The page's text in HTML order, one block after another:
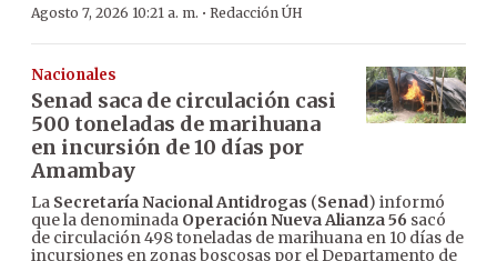
Agosto 7, 2026 10:21 a. m. · Redacción ÚH
Nacionales
Senad saca de circulación casi
500 toneladas de marihuana
en incursión de 10 días por
Amambay
La Secretaría Nacional Antidrogas (Senad) informó
que la denominada Operación Nueva Alianza 56 sacó
de circulación 498 toneladas de marihuana en 10 días de
incursiones en zonas boscosas por el Departamento de